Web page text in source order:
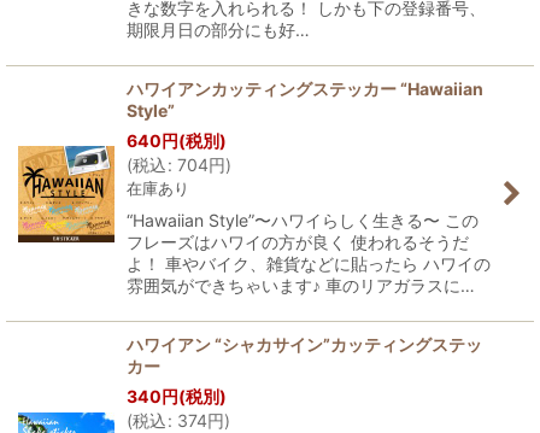
きな数字を入れられる！ しかも下の登録番号、
期限月日の部分にも好…
ハワイアンカッティングステッカー “Hawaiian
Style”
640円(税別)
(税込: 704円)
在庫あり
“Hawaiian Style”〜ハワイらしく生きる〜 この
フレーズはハワイの方が良く 使われるそうだ
よ！ 車やバイク、雑貨などに貼ったら ハワイの
雰囲気ができちゃいます♪ 車のリアガラスに…
ハワイアン “シャカサイン”カッティングステッ
カー
340円(税別)
(税込: 374円)